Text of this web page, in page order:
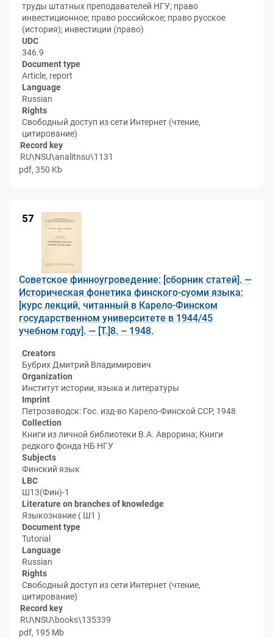
труды штатных преподавателей НГУ; право
инвестиционное; право российское; право русское
(история); инвестиции (право)
UDC
346.9
Document type
Article, report
Language
Russian
Rights
Свободный доступ из сети Интернет (чтение,
цитирование)
Record key
RU\NSU\analitnsu\1131
pdf, 350 Kb
57
Советское финноугроведение: [сборник статей]. —
Историческая фонетика финского-суоми языка:
[курс лекций, читанный в Карело-Финском
государственном университете в 1944/45
учебном году]. — [Т.]8. – 1948.
Creators
Бубрих Дмитрий Владимирович
Organization
Институт истории, языка и литературы
Imprint
Петрозаводск: Гос. изд-во Карело-Финской ССР, 1948
Collection
Книги из личной библиотеки В.А. Аврорина; Книги
редкого фонда НБ НГУ
Subjects
Финский язык
LBC
Ш13(Фин)-1
Literature on branches of knowledge
Языкознание ( Ш1 )
Document type
Tutorial
Language
Russian
Rights
Свободный доступ из сети Интернет (чтение,
цитирование)
Record key
RU\NSU\books\135339
pdf, 195 Mb